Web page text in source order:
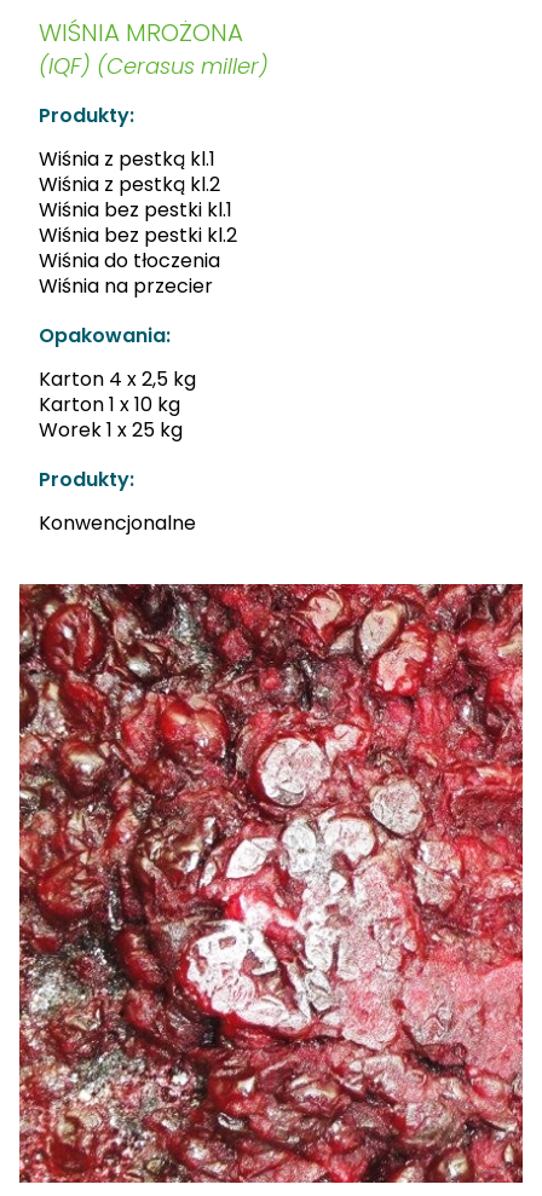
WIŚNIA MROŻONA
(IQF) (Cerasus miller)
Produkty:
Wiśnia z pestką kl.1
Wiśnia z pestką kl.2
Wiśnia bez pestki kl.1
Wiśnia bez pestki kl.2
Wiśnia do tłoczenia
Wiśnia na przecier
Opakowania:
Karton 4 x 2,5 kg
Karton 1 x 10 kg
Worek 1 x 25 kg
Produkty:
Konwencjonalne